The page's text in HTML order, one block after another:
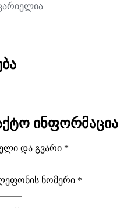
ინფორმაცია
და გვარი *
ნომერი *